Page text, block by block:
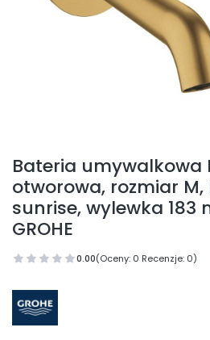
Bateria umywalkowa
otworowa, rozmiar
sunrise, wylewka 183
GROHE
0.00(Oceny: 0 Recenzje: 0)